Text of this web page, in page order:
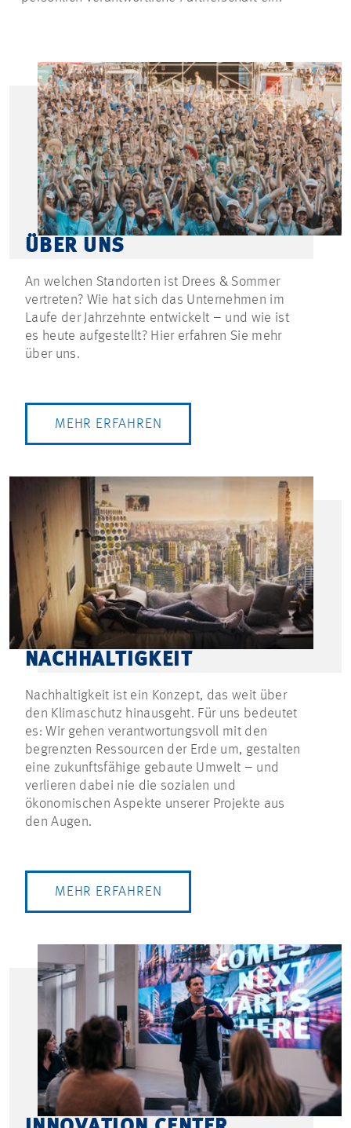
ÜBER UNS
An welchen Standorten ist Drees & Sommer
vertreten? Wie hat sich das Unternehmen im
Laufe der Jahrzehnte entwickelt – und wie ist
es heute aufgestellt? Hier erfahren Sie mehr
über uns.
MEHR ERFAHREN
NACHHALTIGKEIT
Nachhaltigkeit ist ein Konzept, das weit über
den Klimaschutz hinausgeht. Für uns bedeutet
es: Wir gehen verantwortungsvoll mit den
begrenzten Ressourcen der Erde um, gestalten
eine zukunftsfähige gebaute Umwelt – und
verlieren dabei nie die sozialen und
ökonomischen Aspekte unserer Projekte aus
den Augen.
MEHR ERFAHREN